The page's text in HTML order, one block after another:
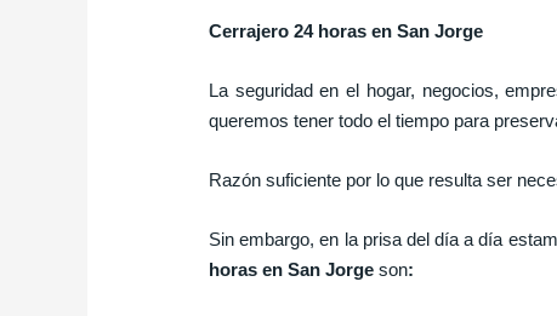
Cerrajero 24 horas en San Jorge
La seguridad en el hogar, negocios,
queremos tener todo el tiempo para
Razón suficiente por lo que resulta ser
Sin embargo, en la prisa del día a día
horas en San Jorge son: